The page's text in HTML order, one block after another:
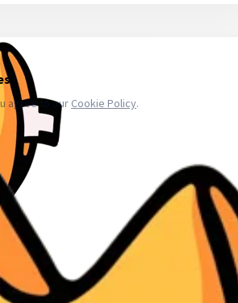
количество, которое сможете
проблемы с аккаунтами - обратитесь в
свою очередь, покупает услуги
блокирования, модификации
лиц. Весь товар который мы предлагаем
закон и стабильность в работе нас и
в вк, биржа аккаунтов, аккаунты инстаграм,
в Кыргызской республике: